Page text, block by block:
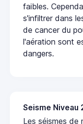
faibles.
s'infiltrer dans
de cancer du
l'aération sont
dangers.
Seisme Niveau
Les séismes de